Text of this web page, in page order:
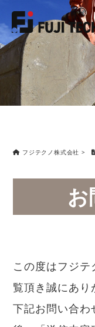
フジテクノ株式会社 >
この度はフジ
覧頂き誠にあり
下記お問い合わ